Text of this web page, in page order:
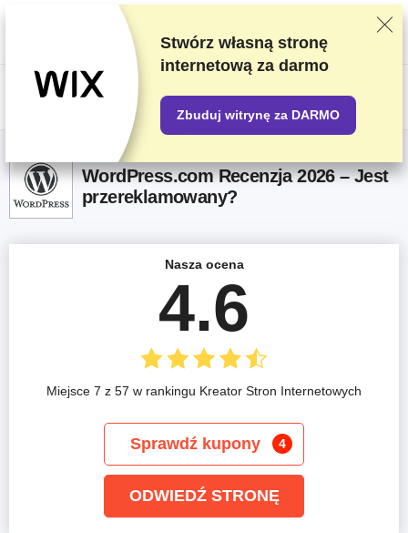
Oceniamy dostawców w oparciu o rygorystyczne testy i badania, ale
także bierzemy pod uwagę opinie użytkowników i nasze umowy handlowe
z dostawcami. Ta strona zawiera linki partnerskie. Oświadczenie
US$
WordPress.com Recenzja 2026 – Jest
przereklamowany?
Nasza ocena
4.6
Miejsce 7 z 57 w rankingu Kreator Stron Internetowych
Sprawdź kupony 4
ODWIEDŹ STRONĘ
Stwórz własną stronę
internetową za darmo
Zbuduj witrynę za DARMO